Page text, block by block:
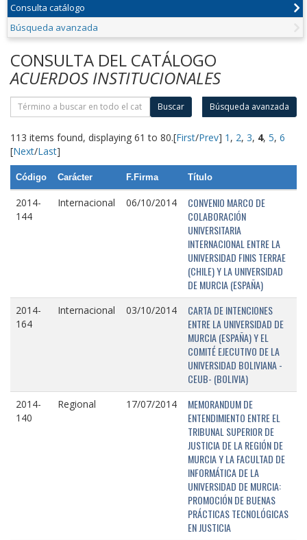
Consulta catálogo
Búsqueda avanzada
CONSULTA DEL CATÁLOGO
ACUERDOS INSTITUCIONALES
Buscar Búsqueda avanzada
113 items found, displaying 61 to 80.[First/Prev] 1 , 2, 3, 4, 5, 6
[Next/Last]
Código Carácter F.Firma Título
2014-
144
Internacional 06/10/2014
CONVENIO MARCO DE
COLABORACIÓN
UNIVERSITARIA
INTERNACIONAL ENTRE LA
UNIVERSIDAD FINIS TERRAE
(CHILE) Y LA UNIVERSIDAD
DE MURCIA (ESPAÑA)
2014-
164
Internacional 03/10/2014
CARTA DE INTENCIONES
ENTRE LA UNIVERSIDAD DE
MURCIA (ESPAÑA) Y EL
COMITÉ EJECUTIVO DE LA
UNIVERSIDAD BOLIVIANA -
CEUB- (BOLIVIA)
2014-
140
Regional 17/07/2014
MEMORANDUM DE
ENTENDIMIENTO ENTRE EL
TRIBUNAL SUPERIOR DE
JUSTICIA DE LA REGIÓN DE
MURCIA Y LA FACULTAD DE
INFORMÁTICA DE LA
UNIVERSIDAD DE MURCIA:
PROMOCIÓN DE BUENAS
PRÁCTICAS TECNOLÓGICAS
EN JUSTICIA